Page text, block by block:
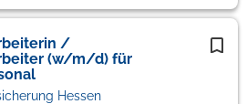
/
(w/m/d) für
Hessen